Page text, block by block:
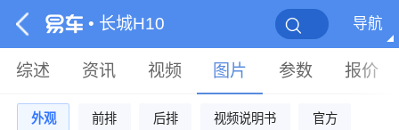
• 长城H10 导航
综述 资讯 视频 图片 参数 报价
外观 前排 后排 视频说明书 官方